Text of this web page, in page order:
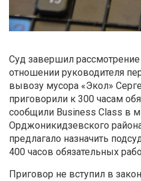
Суд завершил
отношении руководителя
вывозу мусора «Экол»
приговорили к 300 часам
сообщили Business Class в
Орджоникидзевского
предлагало назначить
400 часов обязательных
Приговор не вступил в